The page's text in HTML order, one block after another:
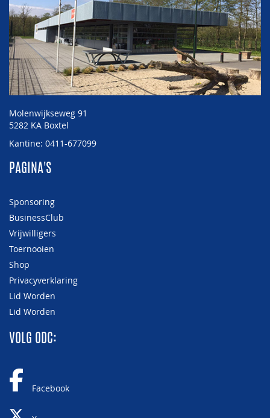
Molenwijkseweg 91
5282 KA Boxtel
Kantine: 0411-677099
PAGINA'S
Sponsoring
BusinessClub
Vrijwilligers
Toernooien
Shop
Privacyverklaring
Lid Worden
Lid Worden
VOLG ODC:
Facebook